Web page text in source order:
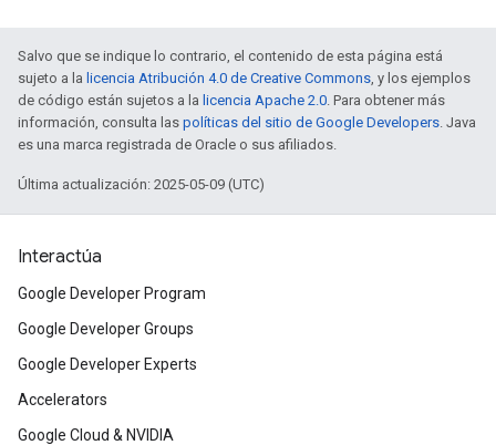
Salvo que se indique lo contrario, el contenido de esta página está
sujeto a la licencia Atribución 4.0 de Creative Commons, y los ejemplos
de código están sujetos a la licencia Apache 2.0. Para obtener más
información, consulta las políticas del sitio de Google Developers. Java
es una marca registrada de Oracle o sus afiliados.
Última actualización: 2025-05-09 (UTC)
Interactúa
Google Developer Program
Google Developer Groups
Google Developer Experts
Accelerators
Google Cloud & NVIDIA